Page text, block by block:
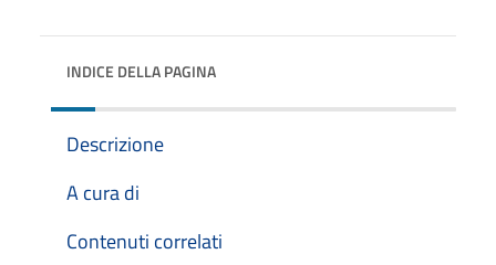
INDICE DELLA PAGINA
Descrizione
A cura di
Contenuti correlati